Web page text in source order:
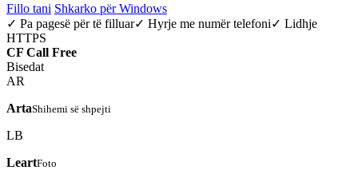
Fillo tani Shkarko për Windows
✓ Pa pagesë për të filluar✓ Hyrje me numër telefoni✓ Lidhje
HTTPS
CF Call Free
Bisedat
AR
ArtaShihemi së shpejti
LB
LeartFoto